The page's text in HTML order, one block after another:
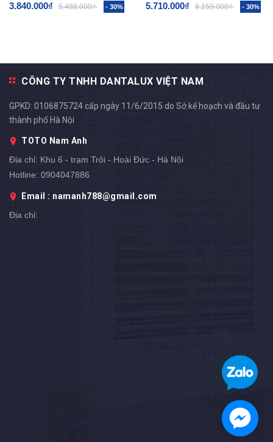
3.840.000₫ 5.488.000₫ - 30% 5.710.000₫ 8.159.000₫ - 30%
CÔNG TY TNHH DANTALUX VIỆT NAM
GPKD: 0106875724 cấp ngày 11/6/2015 do Sở kế hoạch và đầu tư
thành phố Hà Nội
TOTO Nam Anh
Địa chỉ: Khu 6 - trạm Trôi - Hoài Đức - Hà Nội
Hotline: 0904047886
Email : namanh788@gmail.com
Địa chỉ: